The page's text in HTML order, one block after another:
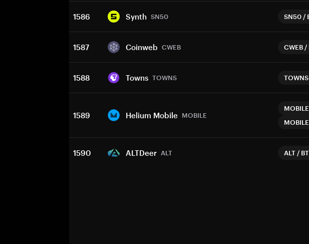
1586 Synth SN50 SN50 /
1587 Coinweb CWEB CWEB /
1588 Towns TOWNS TOWNS
1589 Helium Mobile MOBILE
MOBILE
MOBILE
1590 ALTDeer ALT ALT /